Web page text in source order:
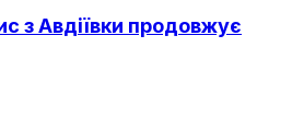
з Авдіївки продовжує